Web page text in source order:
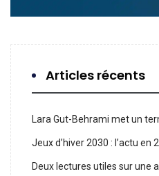
Articles récents
Lara Gut-Behrami met un
Jeux d’hiver 2030 : l’actu en
Deux lectures utiles sur une